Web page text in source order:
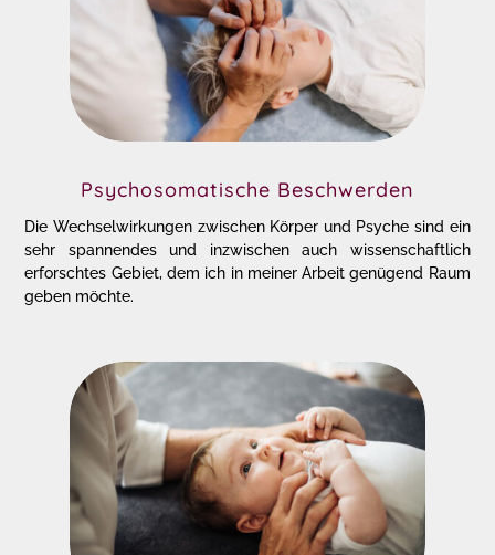
Psychosomatische Beschwerden
Die Wechselwirkungen zwischen Körper und Psyche sind ein
sehr spannendes und inzwischen auch wissenschaftlich
erforschtes Gebiet, dem ich in meiner Arbeit genügend Raum
geben möchte.